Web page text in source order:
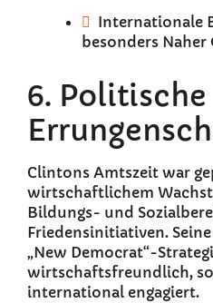
Internationale
besonders
6. Politische
Clintons Amtszeit war
wirtschaftlichem
Bildungs- und
Friedensinitiativen.
„New Democrat“-
wirtschaftsfreundlich,
international engagiert.